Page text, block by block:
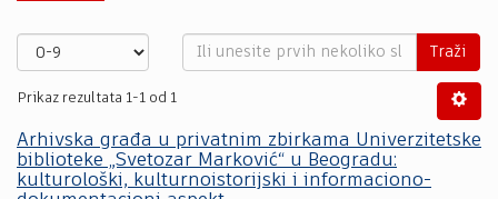
Traži
Prikaz rezultata 1-1 od 1
Arhivska građa u privatnim zbirkama Univerzitetske
biblioteke „Svetozar Marković“ u Beogradu:
kulturološki, kulturnoistorijski i informaciono-